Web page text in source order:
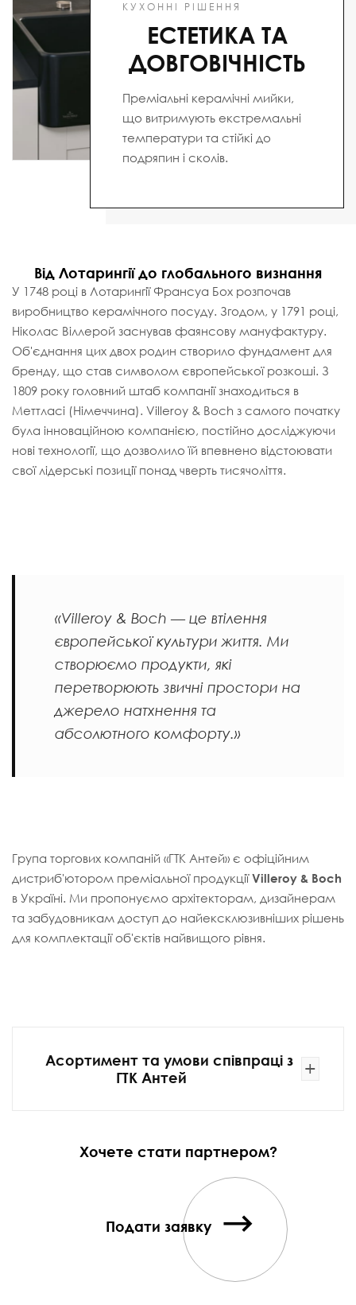
КУХОННІ РІШЕННЯ
ЕСТЕТИКА ТА
ДОВГОВІЧНІСТЬ
Преміальні керамічні мийки,
що витримують екстремальні
температури та стійкі до
подряпин і сколів.
Від Лотарингії до глобального визнання
У 1748 році в Лотарингії Франсуа Бох розпочав
виробництво керамічного посуду. Згодом, у 1791 році,
Ніколас Віллерой заснував фаянсову мануфактуру.
Об'єднання цих двох родин створило фундамент для
бренду, що став символом європейської розкоші. З
1809 року головний штаб компанії знаходиться в
Меттласі (Німеччина). Villeroy & Boch з самого початку
була інноваційною компанією, постійно досліджуючи
нові технології, що дозволило їй впевнено відстоювати
свої лідерські позиції понад чверть тисячоліття.
«Villeroy & Boch — це втілення
європейської культури життя. Ми
створюємо продукти, які
перетворюють звичні простори на
джерело натхнення та
абсолютного комфорту.»
Група торгових компаній «ГТК Антей» є офіційним
дистриб'ютором преміальної продукціїVilleroy & Boch
в Україні. Ми пропонуємо архітекторам, дизайнерам
та забудовникам доступ до найексклюзивніших рішень
для комплектації об'єктів найвищого рівня.
Асортимент та умови співпраці з
ГТК Антей
+
Хочете стати партнером?
Подати заявку